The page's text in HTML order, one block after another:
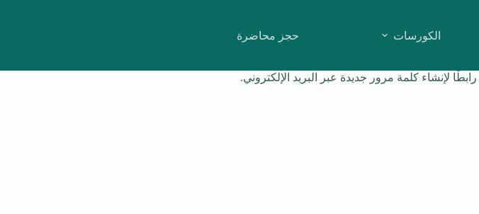
الكورسات حجز محاضرة
لإنشاء كلمة مرور جديدة عبر البريد الإلكتروني.